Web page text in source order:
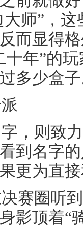
大师”，
而显得
十年”的
多少盒
，则致
到名字
更为直
赛圈听
影顶着“